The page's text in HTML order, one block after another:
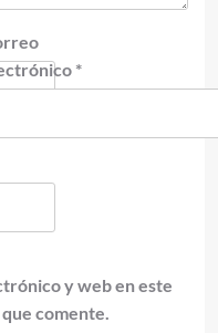
*
y web en este
comente.